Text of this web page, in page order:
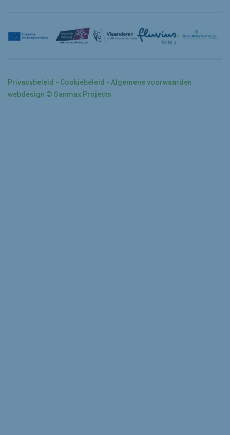
Privacybeleid Cookiebeleid
Algemene voorwaarden
webdesign © Sanmax Projects